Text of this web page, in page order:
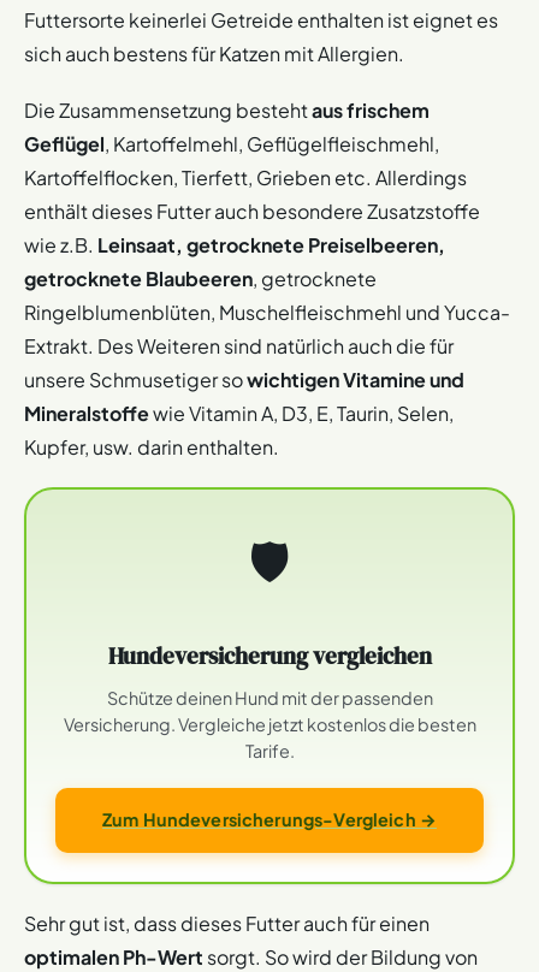
Futtersorte keinerlei Getreide enthalten ist eignet es
sich auch bestens für Katzen mit Allergien.
Die Zusammensetzung bestehtaus frischem
Geflügel, Kartoffelmehl, Geflügelfleischmehl,
Kartoffelflocken, Tierfett, Grieben etc. Allerdings
enthält dieses Futter auch besondere Zusatzstoffe
wie z.B. Leinsaat, getrocknete Preiselbeeren,
getrocknete Blaubeeren, getrocknete
Ringelblumenblüten, Muschelfleischmehl und Yucca-
Extrakt. Des Weiteren sind natürlich auch die für
unsere Schmusetiger sowichtigen Vitamine und
Mineralstoffewie Vitamin A, D3, E, Taurin, Selen,
Kupfer, usw. darin enthalten.
🛡
Hundeversicherung vergleichen
Schütze deinen Hund mit der passenden
Versicherung. Vergleiche jetzt kostenlos die besten
Tarife.
Zum Hundeversicherungs-Vergleich →
Sehr gut ist, dass dieses Futter auch für einen
optimalen Ph-Wert sorgt. So wird der Bildung von